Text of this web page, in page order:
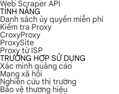
Web Scraper API
TÍNH NĂNG
Danh sách ủy quyền miễn phí
Kiểm tra Proxy
CroxyProxy
ProxySite
Proxy từ ISP
TRƯỜNG HỢP SỬ DỤNG
Xác minh quảng cáo
Mạng xã hội
Nghiên cứu thị trường
Bảo vệ thương hiệu